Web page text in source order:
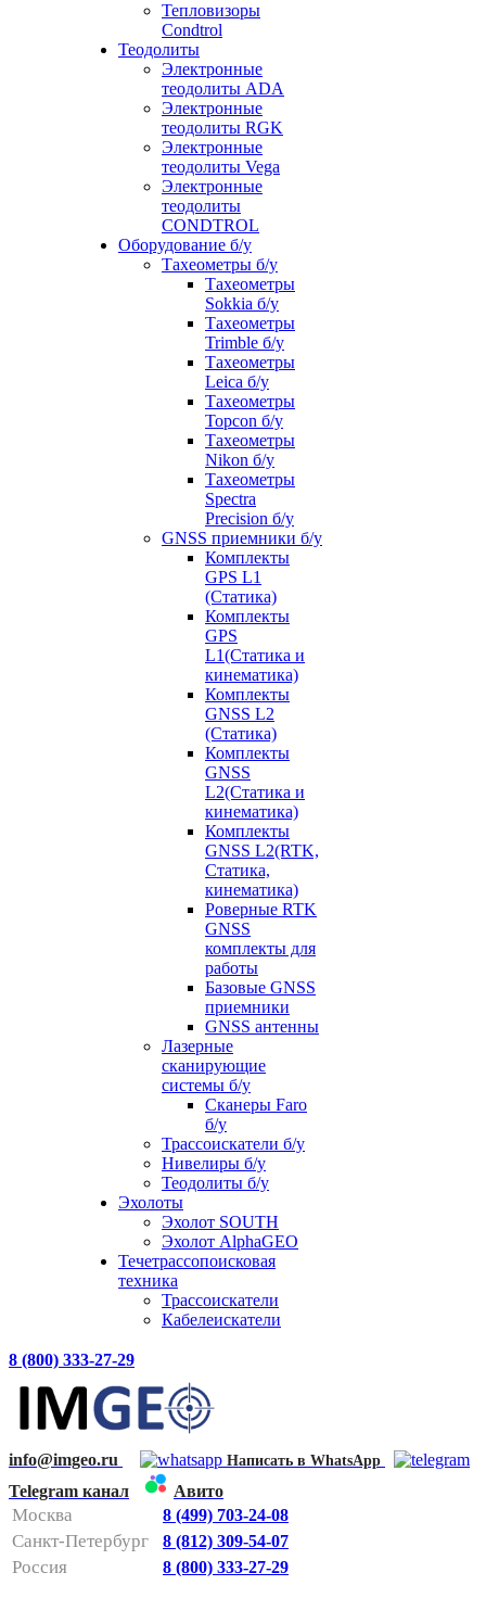
Тепловизоры
Condtrol
Теодолиты
Электронные
теодолиты ADA
Электронные
теодолиты RGK
Электронные
теодолиты Vega
Электронные
теодолиты
CONDTROL
Оборудование б/у
Тахеометры б/у
Тахеометры
Sokkia б/у
Тахеометры
Trimble б/у
Тахеометры
Leica б/у
Тахеометры
Topcon б/у
Тахеометры
Nikon б/у
Тахеометры
Spectra
Precision б/у
GNSS приемники б/у
Комплекты
GPS L1
(Статика)
Комплекты
GPS
L1(Статика и
кинематика)
Комплекты
GNSS L2
(Статика)
Комплекты
GNSS
L2(Статика и
кинематика)
Комплекты
GNSS L2(RTK,
Статика,
кинематика)
Роверные RTK
GNSS
комплекты для
работы
Базовые GNSS
приемники
GNSS антенны
Лазерные
сканирующие
системы б/у
Сканеры Faro
б/у
Трассоискатели б/у
Нивелиры б/у
Теодолиты б/у
Эхолоты
Эхолот SOUTH
Эхолот AlphaGEO
Течетрассопоисковая
техника
Трассоискатели
Кабелеискатели
8 (800) 333-27-29
info@imgeo.ru Написать в WhatsApp
Telegram канал Авито
Москва 8 (499) 703-24-08
Санкт-Петербург 8 (812) 309-54-07
Россия 8 (800) 333-27-29